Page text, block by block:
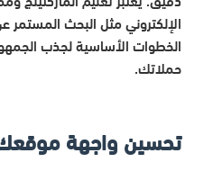
الإلكتروني مثل البحث
الخطوات الأساسية لجذب
حملاتك.
تحسين واجهة